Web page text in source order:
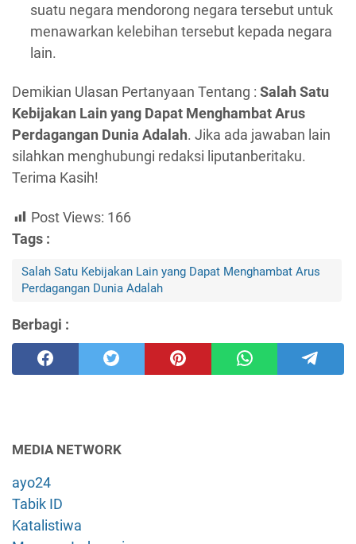
suatu negara mendorong negara tersebut untuk
menawarkan kelebihan tersebut kepada negara
lain.
Demikian Ulasan Pertanyaan Tentang : Salah Satu
Kebijakan Lain yang Dapat Menghambat Arus
Perdagangan Dunia Adalah. Jika ada jawaban lain
silahkan menghubungi redaksi liputanberitaku.
Terima Kasih!
Post Views: 166
Tags :
Salah Satu Kebijakan Lain yang Dapat Menghambat Arus
Perdagangan Dunia Adalah
Berbagi :
MEDIA NETWORK
ayo24
Tabik ID
Katalistiwa